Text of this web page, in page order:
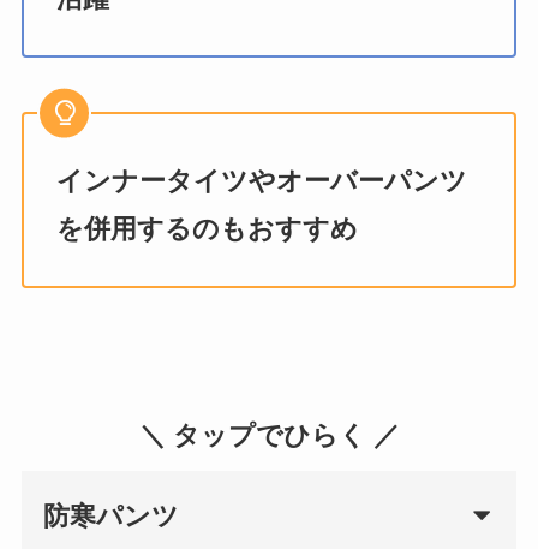
インナータイツやオーバーパンツ
を併用するのもおすすめ
＼ タップでひらく ／
防寒パンツ